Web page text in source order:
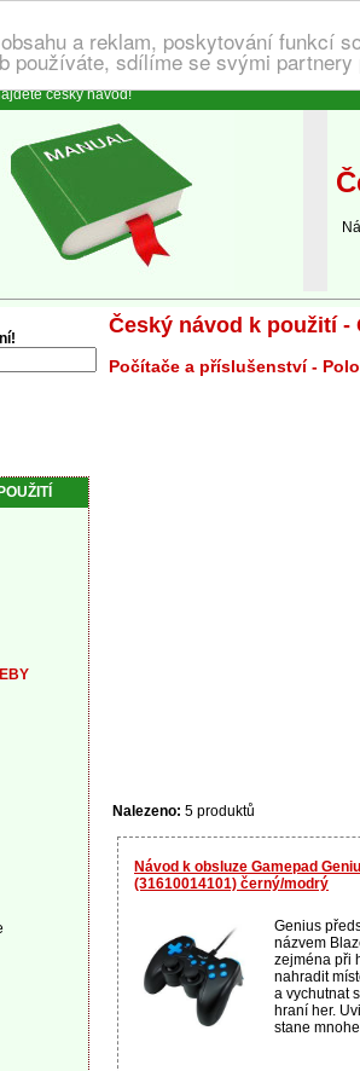
a reklam, poskytování funkcí
používáte, sdílíme se svými
český návod!
Český návod k použití -
Počítače a příslušenství -
Nalezeno: 5 produktů
Návod k obsluze Gamepad
(31610014101) černý/modrý
Genius
názvem
zejména při
nahradit
a vychutnat
hraní her.
stane